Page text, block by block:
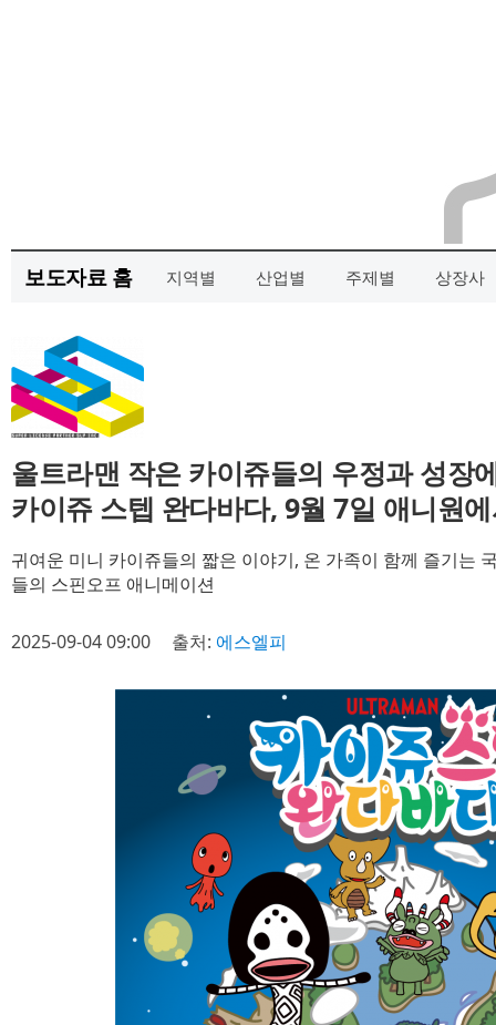
보도자료 홈 지역별 산업별 주제별 상장사
울트라맨 작은 카이쥬들의 우정과 성장
카이쥬 스텝 완다바다, 9월 7일 애니원
귀여운 미니 카이쥬들의 짧은 이야기, 온 가족이 함께 즐기는
들의 스핀오프 애니메이션
2025-09-04 09:00 출처: 에스엘피